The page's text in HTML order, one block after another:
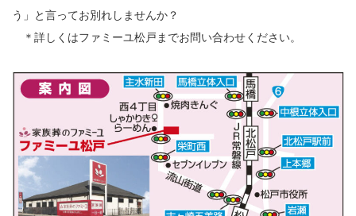
う」と言ってお別れしませんか？
＊詳しくはファミーユ松戸までお問い合わせください。